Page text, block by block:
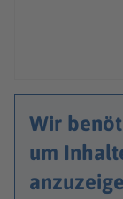
Wir
um